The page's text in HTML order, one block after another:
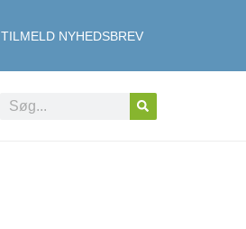
TILMELD NYHEDSBREV